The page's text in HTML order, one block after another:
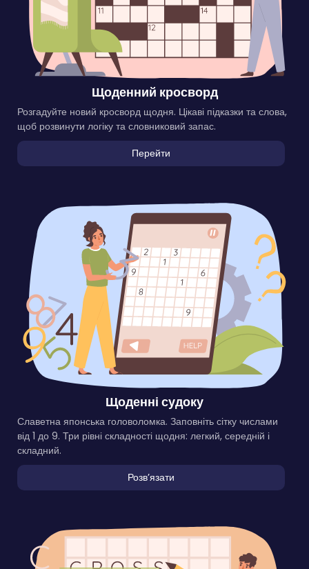
Щоденний кросворд
Розгадуйте новий кросворд щодня. Цікаві підказки та слова,
щоб розвинути логіку та словниковий запас.
Перейти
Щоденні судоку
Славетна японська головоломка. Заповніть сітку числами
від 1 до 9. Три рівні складності щодня: легкий, середній і
складний.
Розвʼязати